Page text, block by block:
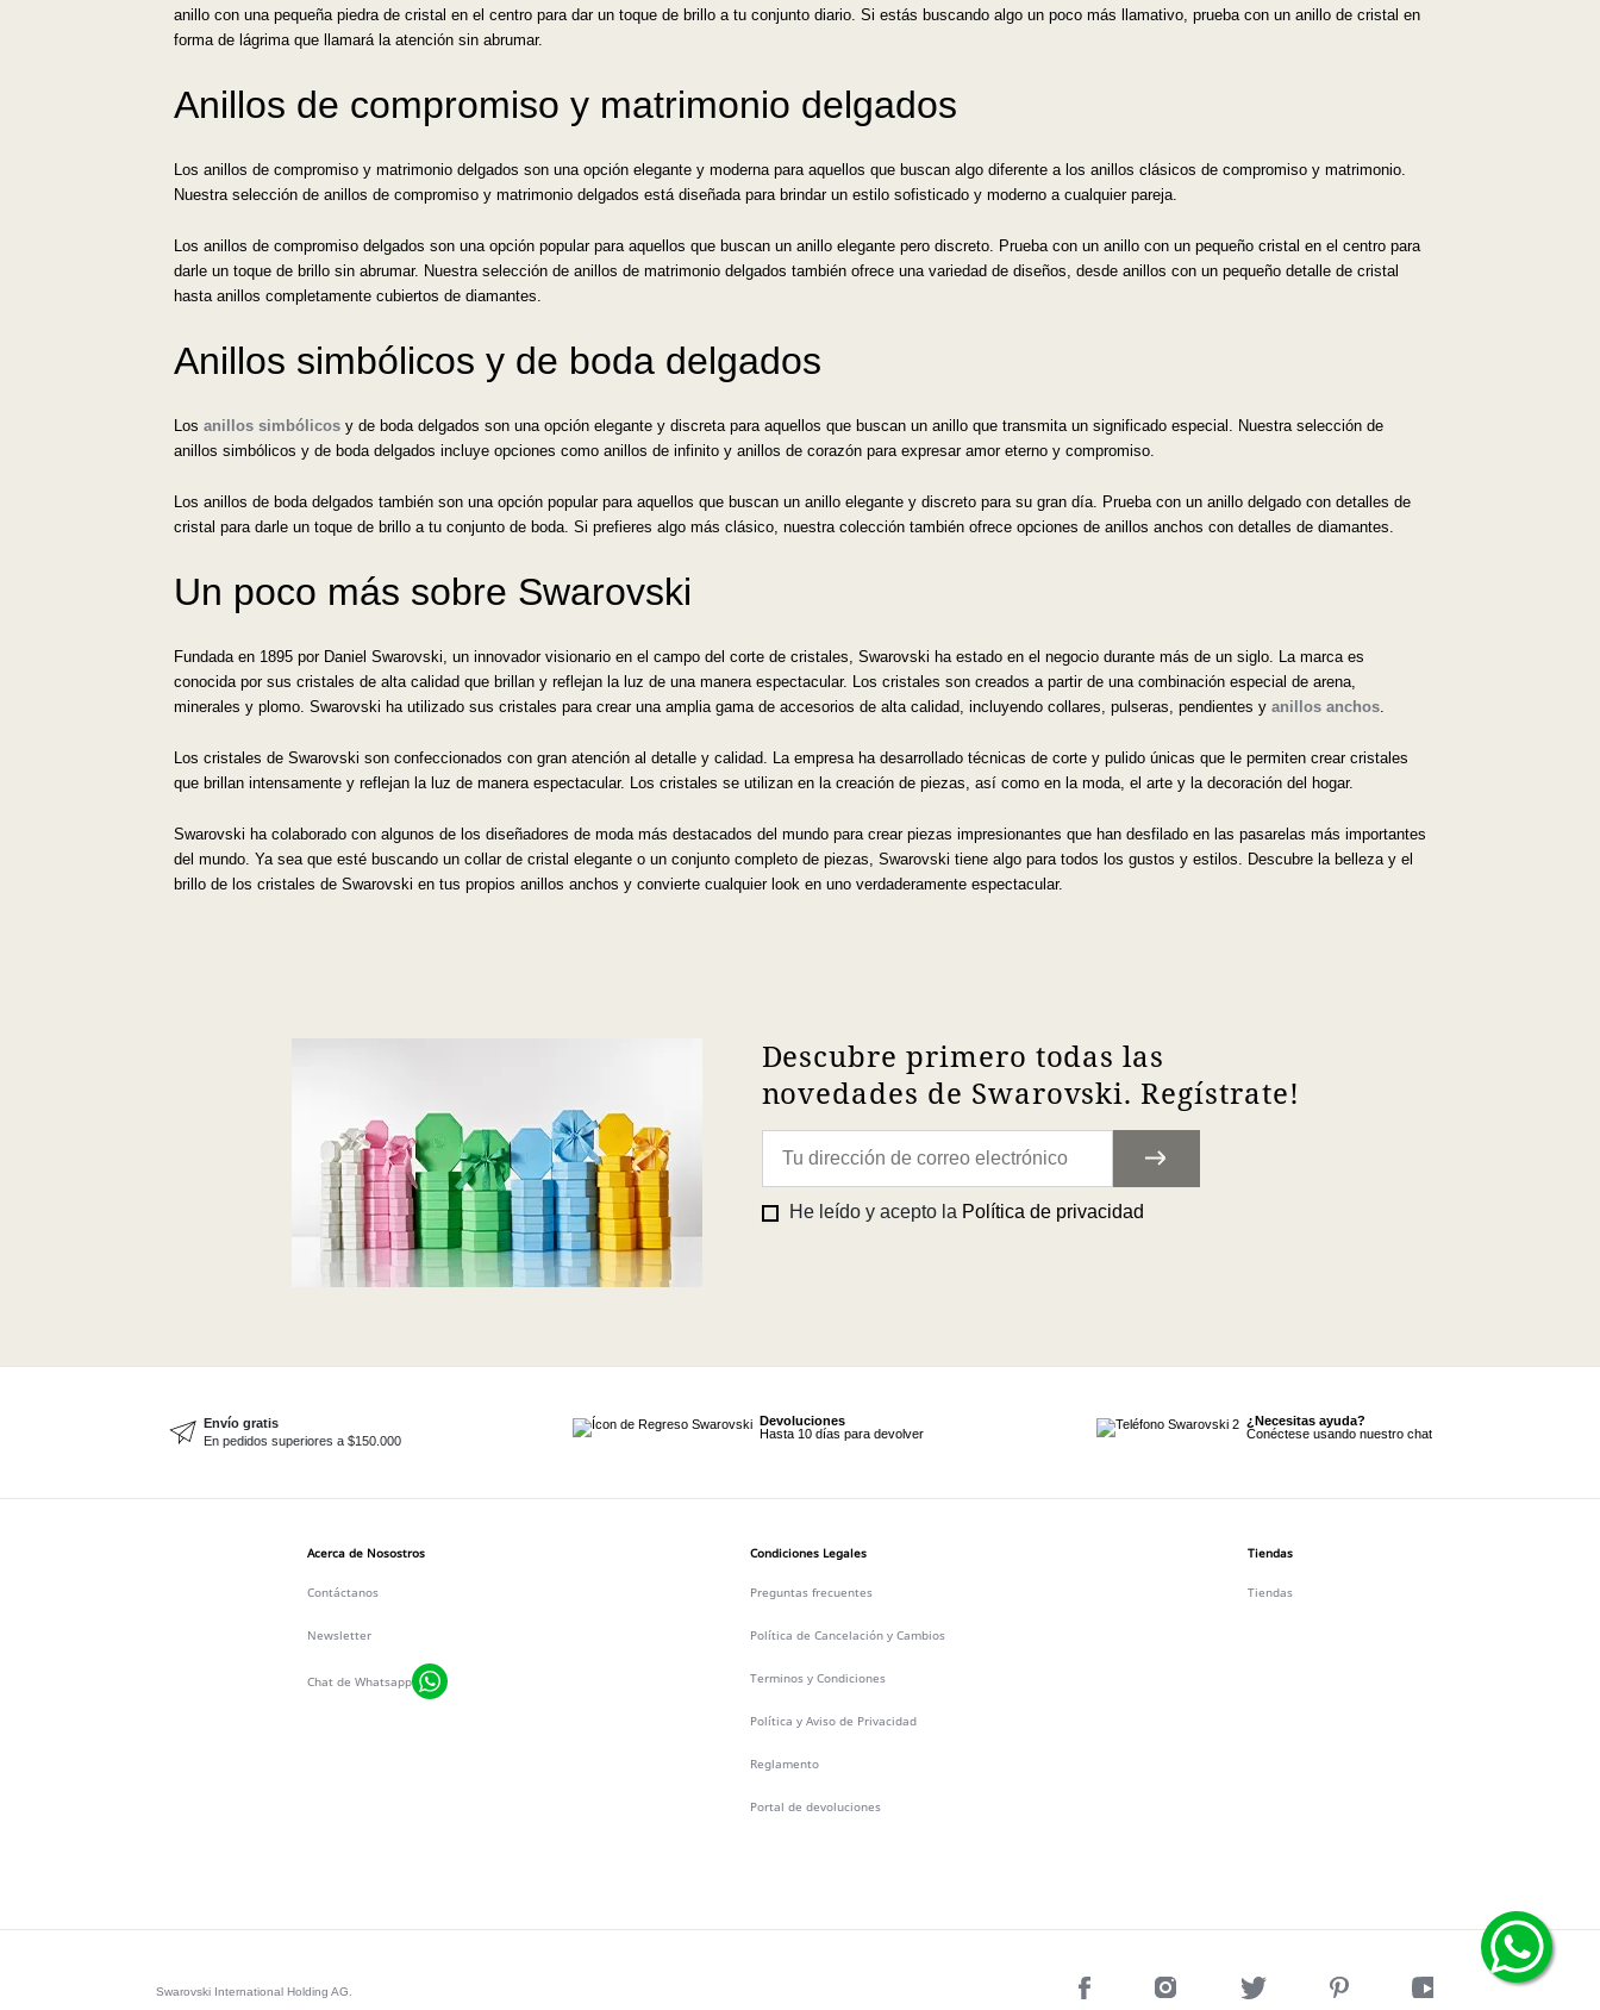
anillo con una pequeña piedra de cristal en el centro para dar un toque de brillo a tu conjunto diario. Si estás buscando algo un poco más llamativo, prueba con un anillo de cristal en
forma de lágrima que llamará la atención sin abrumar.
Anillos de compromiso y matrimonio delgados
Los anillos de compromiso y matrimonio delgados son una opción elegante y moderna para aquellos que buscan algo diferente a los anillos clásicos de compromiso y matrimonio.
Nuestra selección de anillos de compromiso y matrimonio delgados está diseñada para brindar un estilo sofisticado y moderno a cualquier pareja.
Los anillos de compromiso delgados son una opción popular para aquellos que buscan un anillo elegante pero discreto. Prueba con un anillo con un pequeño cristal en el centro para
darle un toque de brillo sin abrumar. Nuestra selección de anillos de matrimonio delgados también ofrece una variedad de diseños, desde anillos con un pequeño detalle de cristal
hasta anillos completamente cubiertos de diamantes.
Anillos simbólicos y de boda delgados
Los anillos simbólicosy de boda delgados son una opción elegante y discreta para aquellos que buscan un anillo que transmita un significado especial. Nuestra selección de
anillos simbólicos y de boda delgados incluye opciones como anillos de infinito y anillos de corazón para expresar amor eterno y compromiso.
Los anillos de boda delgados también son una opción popular para aquellos que buscan un anillo elegante y discreto para su gran día. Prueba con un anillo delgado con detalles de
cristal para darle un toque de brillo a tu conjunto de boda. Si prefieres algo más clásico, nuestra colección también ofrece opciones de anillos anchos con detalles de diamantes.
Un poco más sobre Swarovski
Fundada en 1895 por Daniel Swarovski, un innovador visionario en el campo del corte de cristales, Swarovski ha estado en el negocio durante más de un siglo. La marca es
conocida por sus cristales de alta calidad que brillan y reflejan la luz de una manera espectacular. Los cristales son creados a partir de una combinación especial de arena,
minerales y plomo. Swarovski ha utilizado sus cristales para crear una amplia gama de accesorios de alta calidad, incluyendo collares, pulseras, pendientes y anillos anchos.
Los cristales de Swarovski son confeccionados con gran atención al detalle y calidad. La empresa ha desarrollado técnicas de corte y pulido únicas que le permiten crear cristales
que brillan intensamente y reflejan la luz de manera espectacular. Los cristales se utilizan en la creación de piezas, así como en la moda, el arte y la decoración del hogar.
Swarovski ha colaborado con algunos de los diseñadores de moda más destacados del mundo para crear piezas impresionantes que han desfilado en las pasarelas más importantes
del mundo. Ya sea que esté buscando un collar de cristal elegante o un conjunto completo de piezas, Swarovski tiene algo para todos los gustos y estilos. Descubre la belleza y el
brillo de los cristales de Swarovski en tus propios anillos anchos y convierte cualquier look en uno verdaderamente espectacular.
Descubre primero todas las
novedades de Swarovski. Regístrate!
He leído y acepto la Política de privacidad
Envío gratis
En pedidos superiores a $150.000
Devoluciones
Hasta 10 días para devolver
¿Necesitas ayuda?
Conéctese usando nuestro chat
Acerca de Nosostros
Contáctanos
Newsletter
Chat de Whatsapp
Condiciones Legales
Preguntas frecuentes
Política de Cancelación y Cambios
Terminos y Condiciones
Política y Aviso de Privacidad
Reglamento
Portal de devoluciones
Tiendas
Tiendas
Swarovski International Holding AG.